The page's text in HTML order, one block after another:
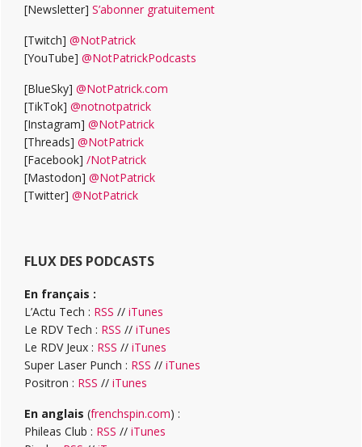
[Newsletter] S’abonner gratuitement
[Twitch] @NotPatrick
[YouTube] @NotPatrickPodcasts
[BlueSky] @NotPatrick.com
[TikTok] @notnotpatrick
[Instagram] @NotPatrick
[Threads] @NotPatrick
[Facebook] /NotPatrick
[Mastodon] @NotPatrick
[Twitter] @NotPatrick
FLUX DES PODCASTS
En français :
L’Actu Tech : RSS // iTunes
Le RDV Tech : RSS // iTunes
Le RDV Jeux : RSS // iTunes
Super Laser Punch : RSS // iTunes
Positron : RSS // iTunes
En anglais (frenchspin.com) :
Phileas Club : RSS // iTunes